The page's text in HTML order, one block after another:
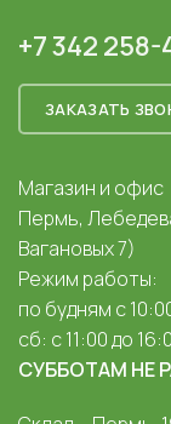
+7 342
ЗАКАЗАТЬ
Магазин и офис
Пермь,
Вагановых 7)
Режим работы:
по будням с
сб: с 11:00 до
СУББОТАМ НЕ